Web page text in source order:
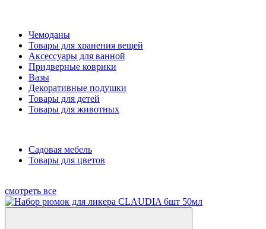
Чемоданы
Товары для хранения вещей
Аксессуары для ванной
Придверные коврики
Вазы
Декоративные подушки
Товары для детей
Товары для животных
Садовая мебель
Товары для цветов
смотреть все